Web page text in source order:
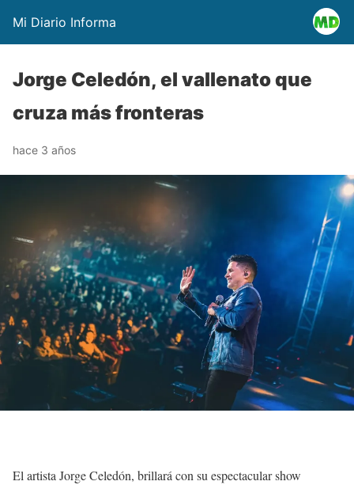
Mi Diario Informa
Jorge Celedón, el vallenato que
cruza más fronteras
hace 3 años
El artista Jorge Celedón, brillará con su espectacular show